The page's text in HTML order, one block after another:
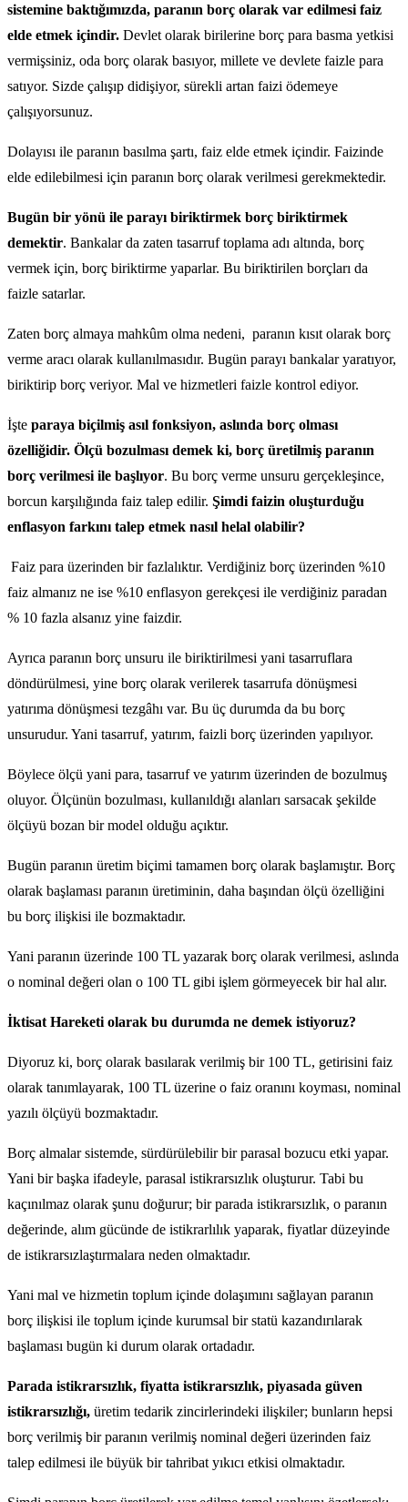
sistemine baktığımızda, paranın borç olarak var edilmesi faiz
elde etmek içindir. Devlet olarak birilerine borç para basma yetkisi
vermişsiniz, oda borç olarak basıyor, millete ve devlete faizle para
satıyor. Sizde çalışıp didişiyor, sürekli artan faizi ödemeye
çalışıyorsunuz.
Dolayısı ile paranın basılma şartı, faiz elde etmek içindir. Faizinde
elde edilebilmesi için paranın borç olarak verilmesi gerekmektedir.
Bugün bir yönü ile parayı biriktirmek borç biriktirmek
demektir. Bankalar da zaten tasarruf toplama adı altında, borç
vermek için, borç biriktirme yaparlar. Bu biriktirilen borçları da
faizle satarlar.
Zaten borç almaya mahkûm olma nedeni, paranın kısıt olarak borç
verme aracı olarak kullanılmasıdır. Bugün parayı bankalar yaratıyor,
biriktirip borç veriyor. Mal ve hizmetleri faizle kontrol ediyor.
İşte paraya biçilmiş asıl fonksiyon, aslında borç olması
özelliğidir. Ölçü bozulması demek ki, borç üretilmiş paranın
borç verilmesi ile başlıyor. Bu borç verme unsuru gerçekleşince,
borcun karşılığında faiz talep edilir. Şimdi faizin oluşturduğu
enflasyon farkını talep etmek nasıl helal olabilir?
Faiz para üzerinden bir fazlalıktır. Verdiğiniz borç üzerinden %10
faiz almanız ne ise %10 enflasyon gerekçesi ile verdiğiniz paradan
% 10 fazla alsanız yine faizdir.
Ayrıca paranın borç unsuru ile biriktirilmesi yani tasarruflara
döndürülmesi, yine borç olarak verilerek tasarrufa dönüşmesi
yatırıma dönüşmesi tezgâhı var. Bu üç durumda da bu borç
unsurudur. Yani tasarruf, yatırım, faizli borç üzerinden yapılıyor.
Böylece ölçü yani para, tasarruf ve yatırım üzerinden de bozulmuş
oluyor. Ölçünün bozulması, kullanıldığı alanları sarsacak şekilde
ölçüyü bozan bir model olduğu açıktır.
Bugün paranın üretim biçimi tamamen borç olarak başlamıştır. Borç
olarak başlaması paranın üretiminin, daha başından ölçü özelliğini
bu borç ilişkisi ile bozmaktadır.
Yani paranın üzerinde 100 TL yazarak borç olarak verilmesi, aslında
o nominal değeri olan o 100 TL gibi işlem görmeyecek bir hal alır.
İktisat Hareketi olarak bu durumda ne demek istiyoruz?
Diyoruz ki, borç olarak basılarak verilmiş bir 100 TL, getirisini faiz
olarak tanımlayarak, 100 TL üzerine o faiz oranını koyması, nominal
yazılı ölçüyü bozmaktadır.
Borç almalar sistemde, sürdürülebilir bir parasal bozucu etki yapar.
Yani bir başka ifadeyle, parasal istikrarsızlık oluşturur. Tabi bu
kaçınılmaz olarak şunu doğurur; bir parada istikrarsızlık, o paranın
değerinde, alım gücünde de istikrarlılık yaparak, fiyatlar düzeyinde
de istikrarsızlaştırmalara neden olmaktadır.
Yani mal ve hizmetin toplum içinde dolaşımını sağlayan paranın
borç ilişkisi ile toplum içinde kurumsal bir statü kazandırılarak
başlaması bugün ki durum olarak ortadadır.
Parada istikrarsızlık, fiyatta istikrarsızlık, piyasada güven
istikrarsızlığı, üretim tedarik zincirlerindeki ilişkiler; bunların hepsi
borç verilmiş bir paranın verilmiş nominal değeri üzerinden faiz
talep edilmesi ile büyük bir tahribat yıkıcı etkisi olmaktadır.